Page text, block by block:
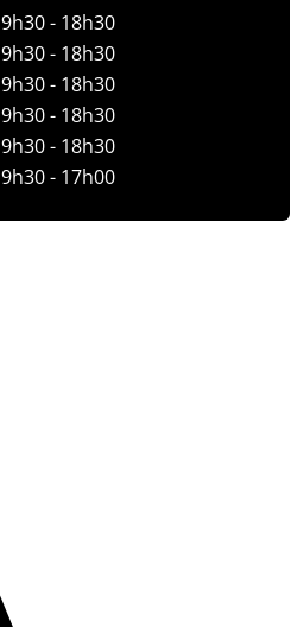
9h30 - 18h30
9h30 - 18h30
9h30 - 18h30
9h30 - 18h30
9h30 - 18h30
9h30 - 17h00